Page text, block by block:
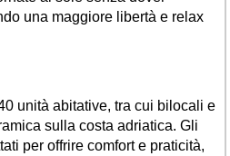
una maggiore libertà e relax
unità abitative, tra cui bilocali e
sulla costa adriatica. Gli
per offrire comfort e praticità,